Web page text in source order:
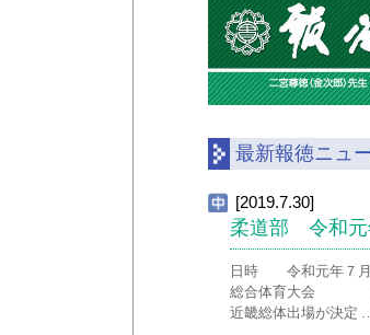
最新報徳ニュ
[2019.7.30]
柔道部 令和元
日時 令和元年７月
総合体育大会 第
近畿総体出場が決定